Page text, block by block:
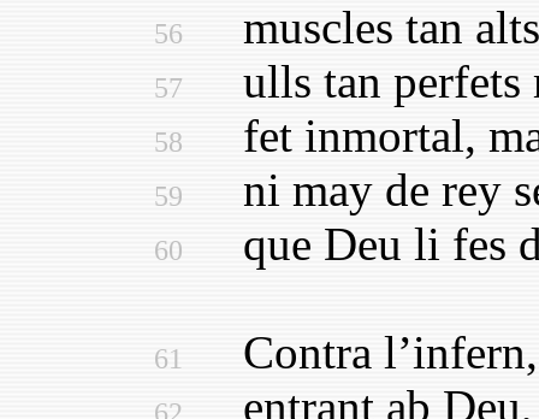
56 muscles tan alts
57 ulls tan perfets
58 fet inmortal,
59 ni may de rey
60 que Deu li fes
61 Contra l’infern,
62 entrant ab Deu,